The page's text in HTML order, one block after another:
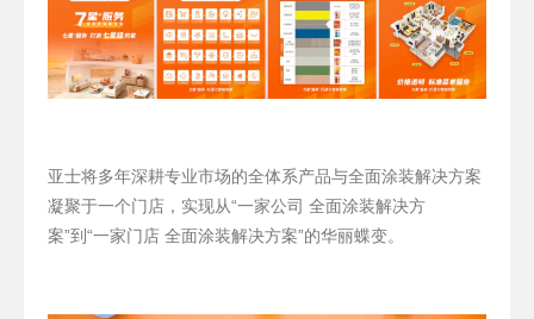
亚士将多年深耕专业市场的全体系产品与全面涂装解决方案
凝聚于一个门店，实现从“一家公司 全面涂装解决方
案”到“一家门店 全面涂装解决方案”的华丽蝶变。